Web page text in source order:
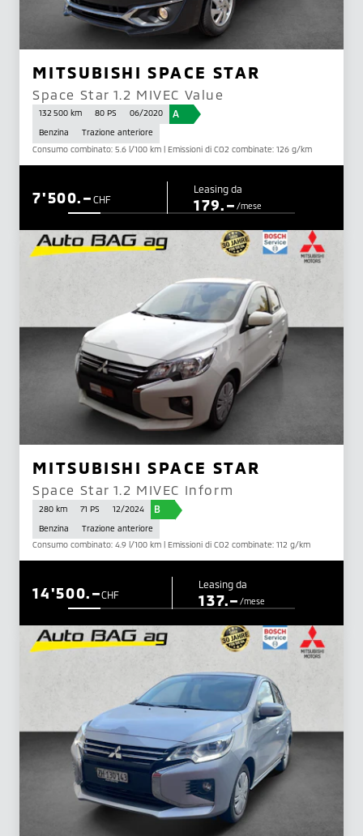
MITSUBISHI SPACE STAR
Space Star 1.2 MIVEC Value
132 500 km 80 PS 06/2020 A
Benzina
Trazione anteriore
Consumo combinato: 5.6 l/100 km | Emissioni di CO2 combinate: 126 g/km
CHF
7'500.– Leasing da
179.– /mese
MITSUBISHI SPACE STAR
Space Star 1.2 MIVEC Inform
280 km 71 PS 12/2024 B
Benzina
Trazione anteriore
Consumo combinato: 4.9 l/100 km | Emissioni di CO2 combinate: 112 g/km
CHF
14'500.– Leasing da
137.–/mese